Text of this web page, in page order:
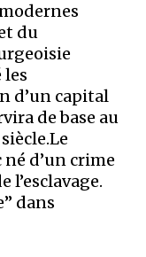
du
les
d’un capital
de base au
d’un crime
l’esclavage.
dans